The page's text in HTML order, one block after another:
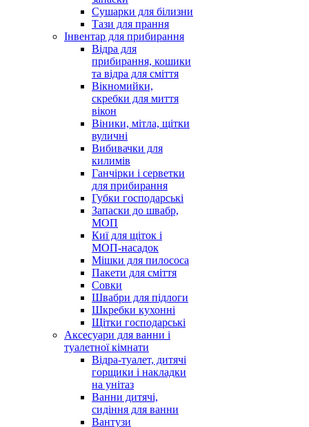
Сушарки для білизни
Тази для прання
Інвентар для прибирання
Відра для
прибирання, кошики
та відра для сміття
Вікномийки,
скребки для миття
вікон
Віники, мітла, щітки
вуличні
Вибивачки для
килимів
Ганчірки і серветки
для прибирання
Губки господарські
Запаски до швабр,
МОП
Киї для щіток і
МОП-насадок
Мішки для пилососа
Пакети для сміття
Совки
Швабри для підлоги
Шкребки кухонні
Щітки господарські
Аксесуари для ванни і
туалетної кімнати
Відра-туалет, дитячі
горщики і накладки
на унітаз
Ванни дитячі,
сидіння для ванни
Вантузи